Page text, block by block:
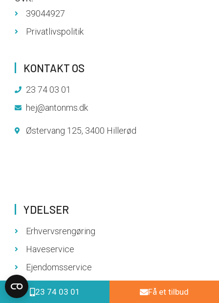
23 74 03 01 Få et tilbud
39044927
Privatlivspolitik
KONTAKT OS
23 74 03 01
hej@antonms.dk
Østervang 125, 3400 Hillerød
YDELSER
Erhvervsrengøring
Haveservice
Ejendomsservice